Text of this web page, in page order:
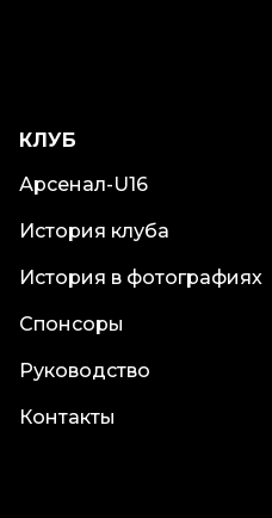
КЛУБ
Арсенал-U16
История клуба
История в фотографиях
Спонсоры
Руководство
Контакты